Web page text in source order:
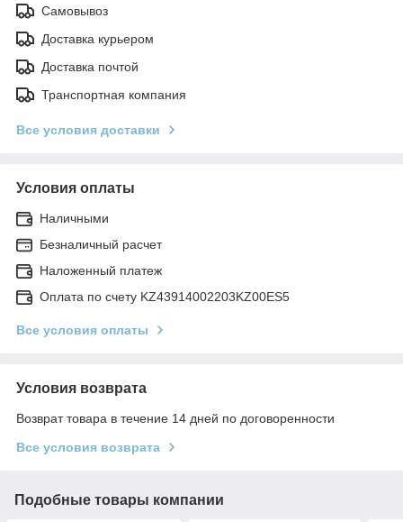
Самовывоз
Доставка курьером
Доставка почтой
Транспортная компания
Все условия доставки
Условия оплаты
Наличными
Безналичный расчет
Наложенный платеж
Оплата по счету KZ43914002203KZ00ES5
Все условия оплаты
Условия возврата
Возврат товара в течение 14 дней по договоренности
Все условия возврата
Подобные товары компании